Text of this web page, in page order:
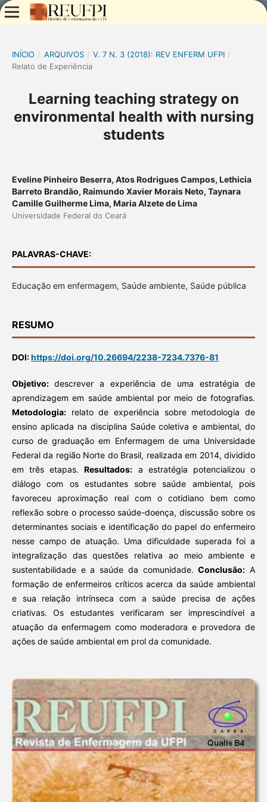
INÍCIO / ARQUIVOS / V. 7 N. 3 (2018): REV ENFERM UFPI /
Relato de Experiência
Learning teaching strategy on
environmental health with nursing
students
Eveline Pinheiro Beserra, Atos Rodrigues Campos, Lethicia
Barreto Brandão, Raimundo Xavier Morais Neto, Taynara
Camille Guilherme Lima, Maria Alzete de Lima
Universidade Federal do Ceará
PALAVRAS-CHAVE:
Educação em enfermagem, Saúde ambiente, Saúde pública
RESUMO
DOI:https://doi.org/10.26694/2238-7234.7376-81
Objetivo: descrever a experiência de uma estratégia de
aprendizagem em saúde ambiental por meio de fotografias.
Metodologia:relato de experiência sobre metodologia de
ensino aplicada na disciplina Saúde coletiva e ambiental, do
curso de graduação em Enfermagem de uma Universidade
Federal da região Norte do Brasil, realizada em 2014, dividido
em três etapas.Resultados: a estratégia potencializou o
diálogo com os estudantes sobre saúde ambiental, pois
favoreceu aproximação real com o cotidiano bem como
reflexão sobre o processo saúde-doença, discussão sobre os
determinantes sociais e identificação do papel do enfermeiro
nesse campo de atuação. Uma dificuldade superada foi a
integralização das questões relativa ao meio ambiente e
sustentabilidade e a saúde da comunidade.Conclusão: A
formação de enfermeiros críticos acerca da saúde ambiental
e sua relação intrínseca com a saúde precisa de ações
criativas. Os estudantes verificaram ser imprescindível a
atuação da enfermagem como moderadora e provedora de
ações de saúde ambiental em prol da comunidade.